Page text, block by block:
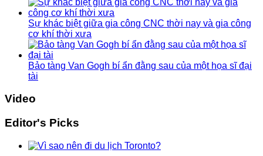
Sự khác biệt giữa gia công CNC thời nay và gia công
cơ khí thời xưa
Bảo tàng Van Gogh bí ẩn đằng sau của một họa sĩ đại
tài
Video
Editor's Picks